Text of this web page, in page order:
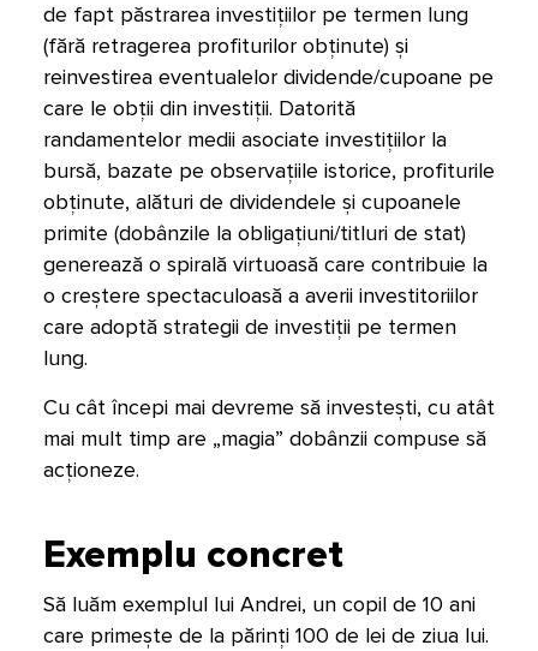
de fapt păstrarea investițiilor pe termen lung
(fără retragerea profiturilor obținute) și
reinvestirea eventualelor dividende/cupoane pe
care le obții din investiții. Datorită
randamentelor medii asociate investițiilor la
bursă, bazate pe observațiile istorice, profiturile
obținute, alături de dividendele și cupoanele
primite (dobânzile la obligațiuni/titluri de stat)
generează o spirală virtuoasă care contribuie la
o creștere spectaculoasă a averii investitoriilor
care adoptă strategii de investiții pe termen
lung.
Cu cât începi mai devreme să investești, cu atât
mai mult timp are „magia” dobânzii compuse să
acționeze.
Exemplu concret
Să luăm exemplul lui Andrei, un copil de 10 ani
care primește de la părinți 100 de lei de ziua lui.